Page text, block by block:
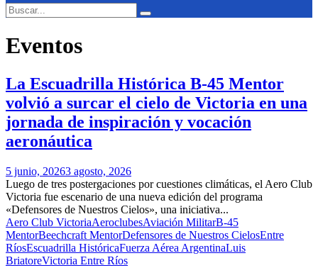
Search
for:
Search
Eventos
La Escuadrilla Histórica B-45 Mentor
volvió a surcar el cielo de Victoria en una
jornada de inspiración y vocación
aeronáutica
5 junio, 20263 agosto, 2026
Luego de tres postergaciones por cuestiones climáticas, el Aero Club
Victoria fue escenario de una nueva edición del programa
«Defensores de Nuestros Cielos», una iniciativa...
Aero Club VictoriaAeroclubesAviación MilitarB-45
MentorBeechcraft MentorDefensores de Nuestros CielosEntre
RíosEscuadrilla HistóricaFuerza Aérea ArgentinaLuis
BriatoreVictoria Entre Ríos